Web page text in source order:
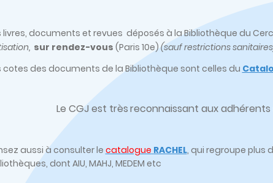
livres, documents et revues déposés à la Bibliothèque du
sur rendez-vous (Paris 10e)(sauf restrictions
cotes des documents de la Bibliothèque sont celles du
Le CGJ est trèsreconnaissant aux
aussi à consulter lecatalogue RACHEL, qui regroupe plus
dont AIU, MAHJ, MEDEM etc